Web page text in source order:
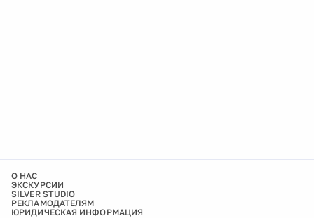
О НАС
ЭКСКУРСИИ
SILVER STUDIO
РЕКЛАМОДАТЕЛЯМ
ЮРИДИЧЕСКАЯ ИНФОРМАЦИЯ